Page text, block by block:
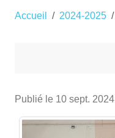
Accueil 2024-2025
Publié le 10 sept. 2024